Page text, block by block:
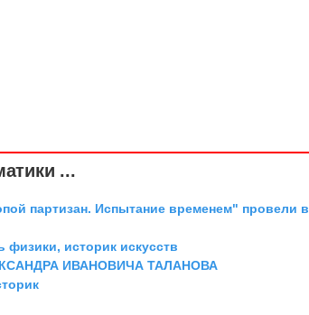
...
партизан. Испытание временем" провели в
физики, историк искусств
ИВАНОВИЧА ТАЛАНОВА